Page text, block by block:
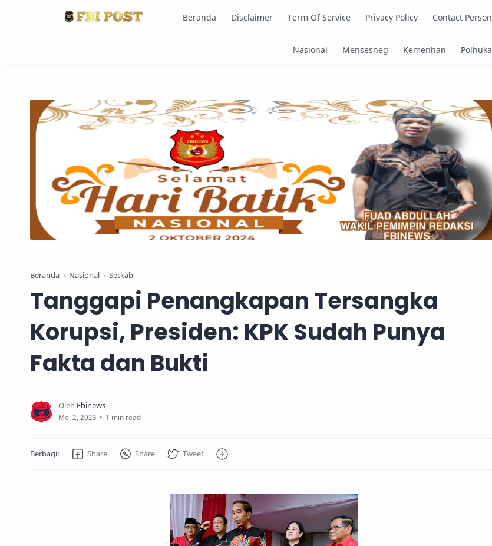
Beranda Disclaimer Term Of Service Privacy Policy Contact Person
Beranda Nasional Setkab
Tanggapi Penangkapan Tersangka
Korupsi, Presiden: KPK Sudah Punya
Fakta dan Bukti
1 min read